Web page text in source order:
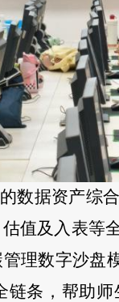
数据资产综
值及入表
理数字沙盘
条，帮助